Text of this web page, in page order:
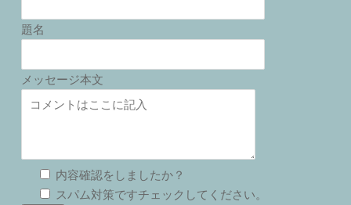
題名
メッセージ本文
内容確認をしましたか？
スパム対策ですチェックしてください。